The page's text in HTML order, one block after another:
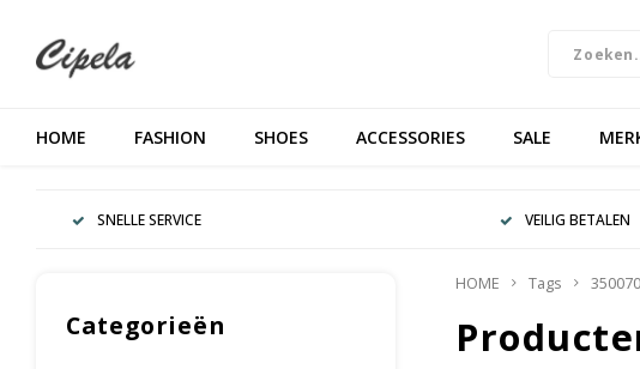
HOME FASHION SHOES ACCESSORIES SALE
SNELLE SERVICE VEILIG BETALEN
Categorieën
HOME Tags